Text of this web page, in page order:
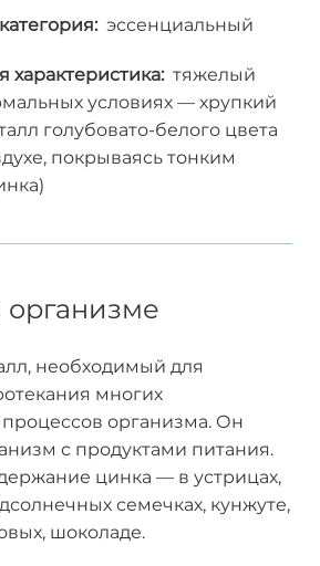
эссенциальный
характеристика: тяжелый
условиях — хрупкий
голубовато-белого цвета
покрываясь тонким
необходимый для
многих
организма. Он
с продуктами питания.
цинка — в устрицах,
семечках, кунжуте,
шоколаде.